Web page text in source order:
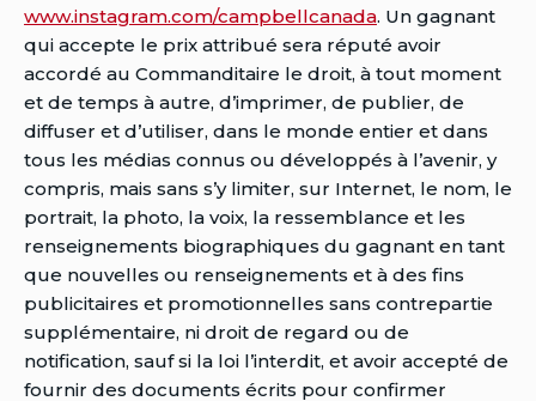
www.instagram.com/campbellcanada. Un gagnant
qui accepte le prix attribué sera réputé avoir
accordé au Commanditaire le droit, à tout moment
et de temps à autre, d’imprimer, de publier, de
diffuser et d’utiliser, dans le monde entier et dans
tous les médias connus ou développés à l’avenir, y
compris, mais sans s’y limiter, sur Internet, le nom, le
portrait, la photo, la voix, la ressemblance et les
renseignements biographiques du gagnant en tant
que nouvelles ou renseignements et à des fins
publicitaires et promotionnelles sans contrepartie
supplémentaire, ni droit de regard ou de
notification, sauf si la loi l’interdit, et avoir accepté de
fournir des documents écrits pour confirmer